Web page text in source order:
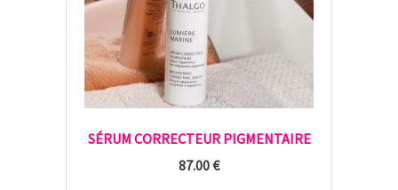
SÉRUM CORRECTEUR PIGMENTAIRE
87.00€